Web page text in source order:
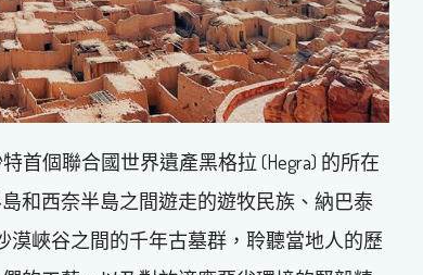
首個聯合國世界遺產黑格拉 (Hegra) 的所在
和西奈半島之間遊走的遊牧民族、納巴泰
漠峽谷之間的千年古墓群，聆聽當地人的歷